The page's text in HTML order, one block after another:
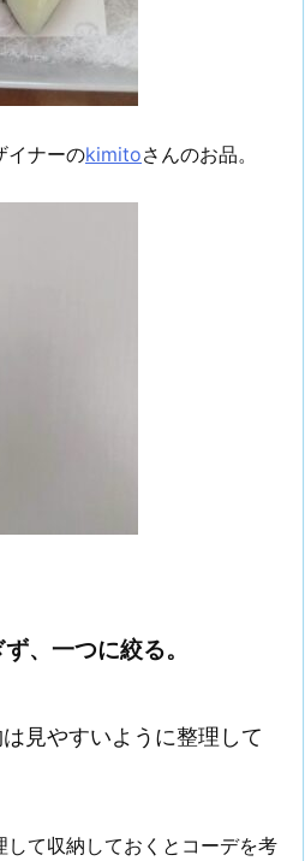
イナーのkimitoさんのお品。
、一つに絞る。
見やすいように整理して
て収納しておくとコーデを考